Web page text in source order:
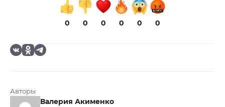
0 0 0 0 0 0
Авторы
Валерия Акименко